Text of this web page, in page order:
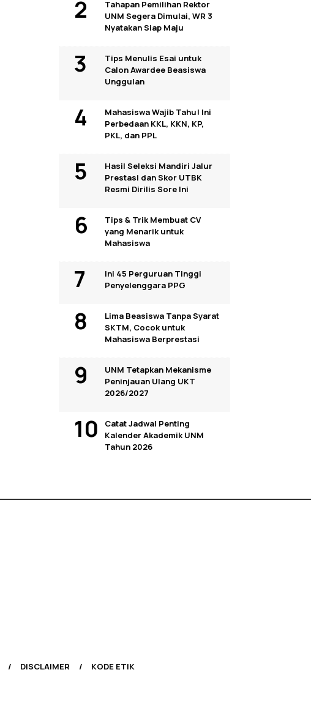
Tahapan Pemilihan Rektor
UNM Segera Dimulai, WR 3
Nyatakan Siap Maju
Tips Menulis Esai untuk
Calon Awardee Beasiswa
Unggulan
Mahasiswa Wajib Tahu! Ini
Perbedaan KKL, KKN, KP,
PKL, dan PPL
Hasil Seleksi Mandiri Jalur
Prestasi dan Skor UTBK
Resmi Dirilis Sore Ini
Tips & Trik Membuat CV
yang Menarik untuk
Mahasiswa
Ini 45 Perguruan Tinggi
Penyelenggara PPG
Lima Beasiswa Tanpa Syarat
SKTM, Cocok untuk
Mahasiswa Berprestasi
UNM Tetapkan Mekanisme
Peninjauan Ulang UKT
2026/2027
Catat Jadwal Penting
Kalender Akademik UNM
Tahun 2026
DISCLAIMER KODE ETIK